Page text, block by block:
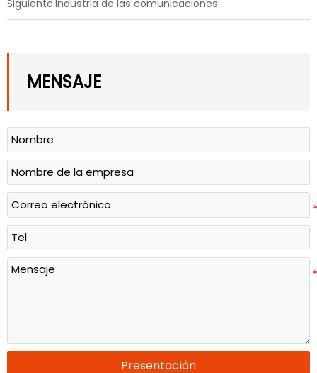
Siguiente:Industria de las comunicaciones
MENSAJE
Presentación